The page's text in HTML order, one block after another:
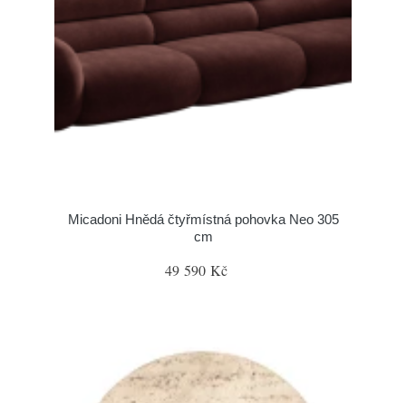
Micadoni Hnědá čtyřmístná pohovka Neo 305
cm
49 590 Kč